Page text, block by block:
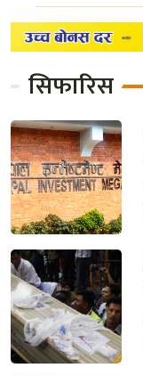
सिफारिस